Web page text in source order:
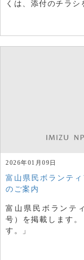
くは、添付のチラ
2026年01月09日
富山県民ボランテ
のご案内
富山県民ボランテ
号）を掲載します
す。」